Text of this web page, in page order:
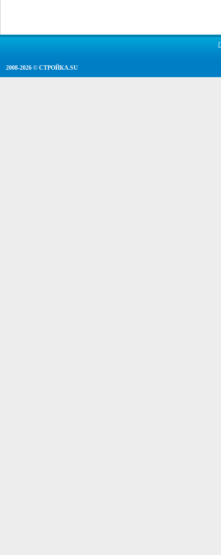
2008-2026 © СТРОЙКА.SU